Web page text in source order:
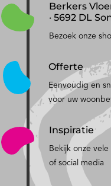
Berkers
· 5692 DL
Bezoek onze
Offerte
Eenvoudig en
voor uw
Inspiratie
Bekijk onze
of social media